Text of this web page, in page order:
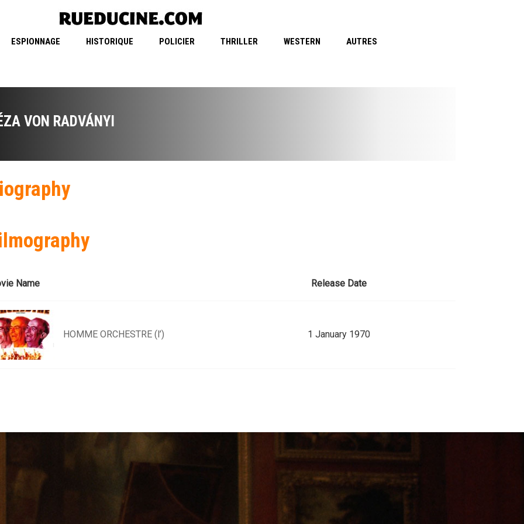
ESPIONNAGE HISTORIQUE POLICIER THRILLER WESTERN AUTRES
VON RADVÁNYI
Name Release Date
HOMME ORCHESTRE (l’) 1 January 1970